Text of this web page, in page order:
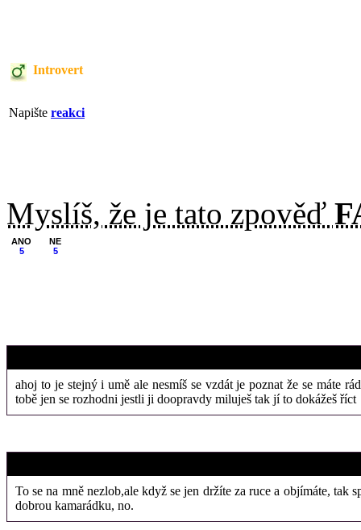
Introvert
Napište reakci
Myslíš, že je tato zpověď
ANO
5
NE
5
ahoj to je stejný i umě ale nesmíš se vzdát je poznat že se máte
tobě jen se rozhodni jestli ji doopravdy miluješ tak jí to dokážeš říct
To se na mně nezlob,ale když se jen držíte za ruce a objímáte, tak
dobrou kamarádku, no.